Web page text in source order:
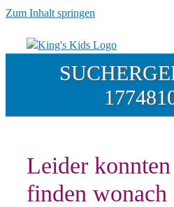
Zum Inhalt springen
Leider
finden wonach